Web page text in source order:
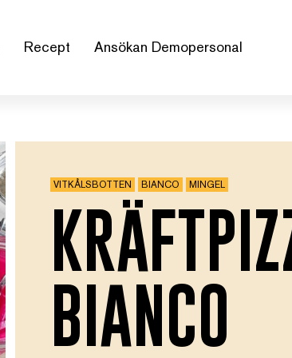
Recept Ansökan Demopersonal
VITKÅLSBOTTEN BIANCO MINGEL
BIANCO